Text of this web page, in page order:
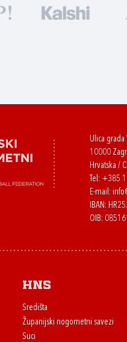
Ulica
10000
Hrvatska /
Tel: +385
E-mail:
IBAN:
OIB:
HNS
Središta
Županijski nogometni savezi
Suci